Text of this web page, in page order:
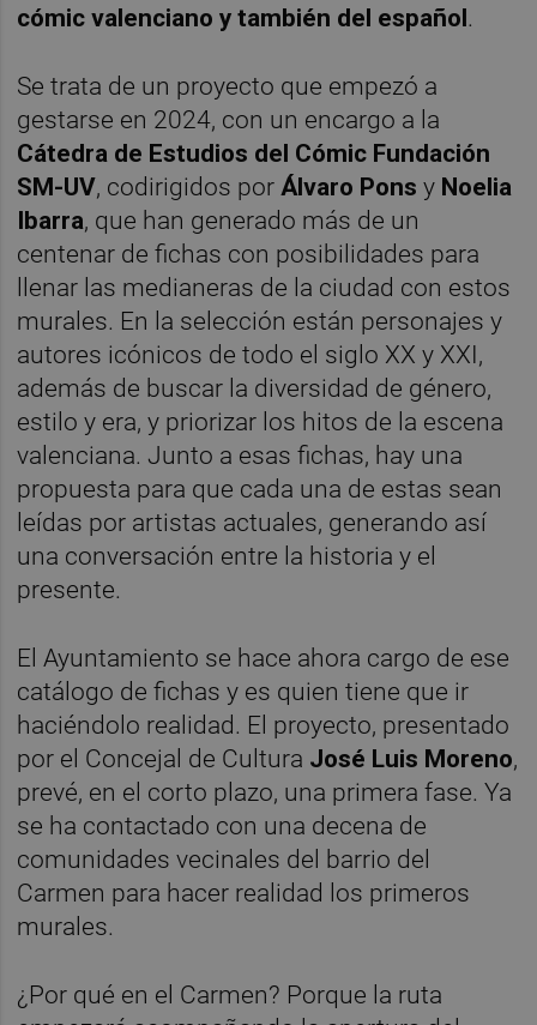
cómic valenciano y también del español.
Se trata de un proyecto que empezó a
gestarse en 2024, con un encargo a la
Cátedra de Estudios del Cómic Fundación
SM-UV, codirigidos porÁlvaro Ponsy Noelia
Ibarra, que han generado más de un
centenar de fichas con posibilidades para
llenar las medianeras de la ciudad con estos
murales. En la selección están personajes y
autores icónicos de todo el siglo XX y XXI,
además de buscar la diversidad de género,
estilo y era, y priorizar los hitos de la escena
valenciana. Junto a esas fichas, hay una
propuesta para que cada una de estas sean
leídas por artistas actuales, generando así
una conversación entre la historia y el
presente.
El Ayuntamiento se hace ahora cargo de ese
catálogo de fichas y es quien tiene que ir
haciéndolo realidad. El proyecto, presentado
por el Concejal de Cultura José Luis Moreno,
prevé, en el corto plazo, una primera fase. Ya
se ha contactado con una decena de
comunidades vecinales del barrio del
Carmen para hacer realidad los primeros
murales.
¿Por qué en el Carmen? Porque la ruta